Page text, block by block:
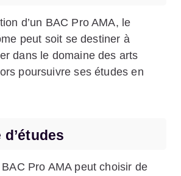
d’un BAC Pro AMA, le
peut soit se destiner à
dans le domaine des arts
poursuivre ses études en
BAC Pro AMA peut choisir de